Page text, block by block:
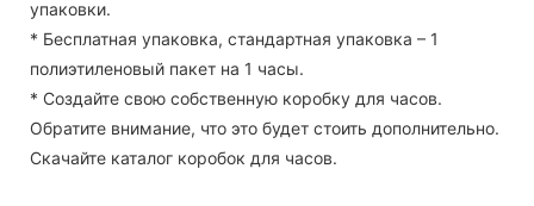
упаковки.
* Бесплатная упаковка, стандартная упаковка – 1
полиэтиленовый пакет на 1 часы.
* Создайте свою собственную коробку для часов.
Обратите внимание, что это будет стоить дополнительно.
Скачайте каталог коробок для часов.